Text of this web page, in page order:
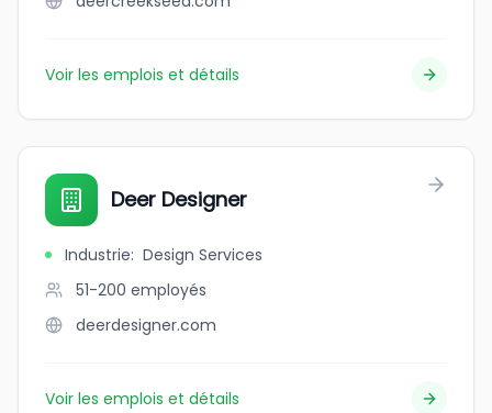
Voir les emplois et détails
Deer Designer
Industrie: Design Services
51-200 employés
deerdesigner.com
Voir les emplois et détails